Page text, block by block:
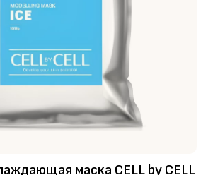
маска CELL by CELL